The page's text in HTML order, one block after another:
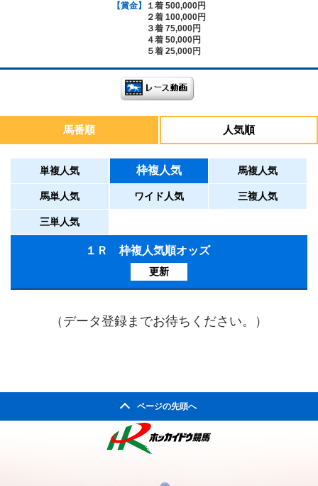
【賞金】
１着 500,000円
２着 100,000円
３着 75,000円
４着 50,000円
５着 25,000円
馬番順 人気順
単複人気 枠複人気 馬複人気
馬単人気 ワイド人気 三複人気
三単人気
１Ｒ 枠複人気順オッズ
更新
（データ登録までお待ちください。）
ページの先頭へ